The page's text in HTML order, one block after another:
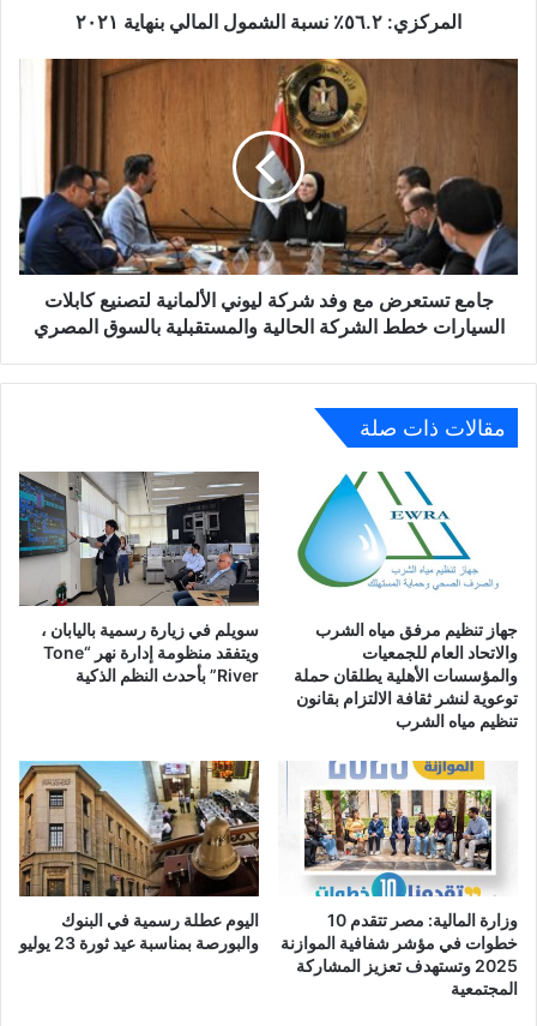
المركزي: ٥٦.٢٪؜ نسبة الشمول المالي بنهاية ٢٠٢١
جامع
ليوني
الألمانية
لتصنيع
كابلات
السيارات
خطط
بالسوق
المصري
جامع تستعرض مع وفد شركة ليوني الألمانية لتصنيع كابلات
السيارات خطط الشركة الحالية والمستقبلية بالسوق المصري
مقالات ذات صلة
جهاز تنظيم مرفق مياه الشرب
والاتحاد العام للجمعيات
والمؤسسات الأهلية يطلقان حملة
توعوية لنشر ثقافة الالتزام بقانون
تنظيم مياه الشرب
سويلم في زيارة رسمية باليابان ،
ويتفقد منظومة إدارة نهر “Tone
River” بأحدث النظم الذكية
وزارة المالية: مصر تتقدم 10
خطوات في مؤشر شفافية الموازنة
2025 وتستهدف تعزيز المشاركة
المجتمعية
اليوم عطلة رسمية في البنوك
والبورصة بمناسبة عيد ثورة 23 يوليو